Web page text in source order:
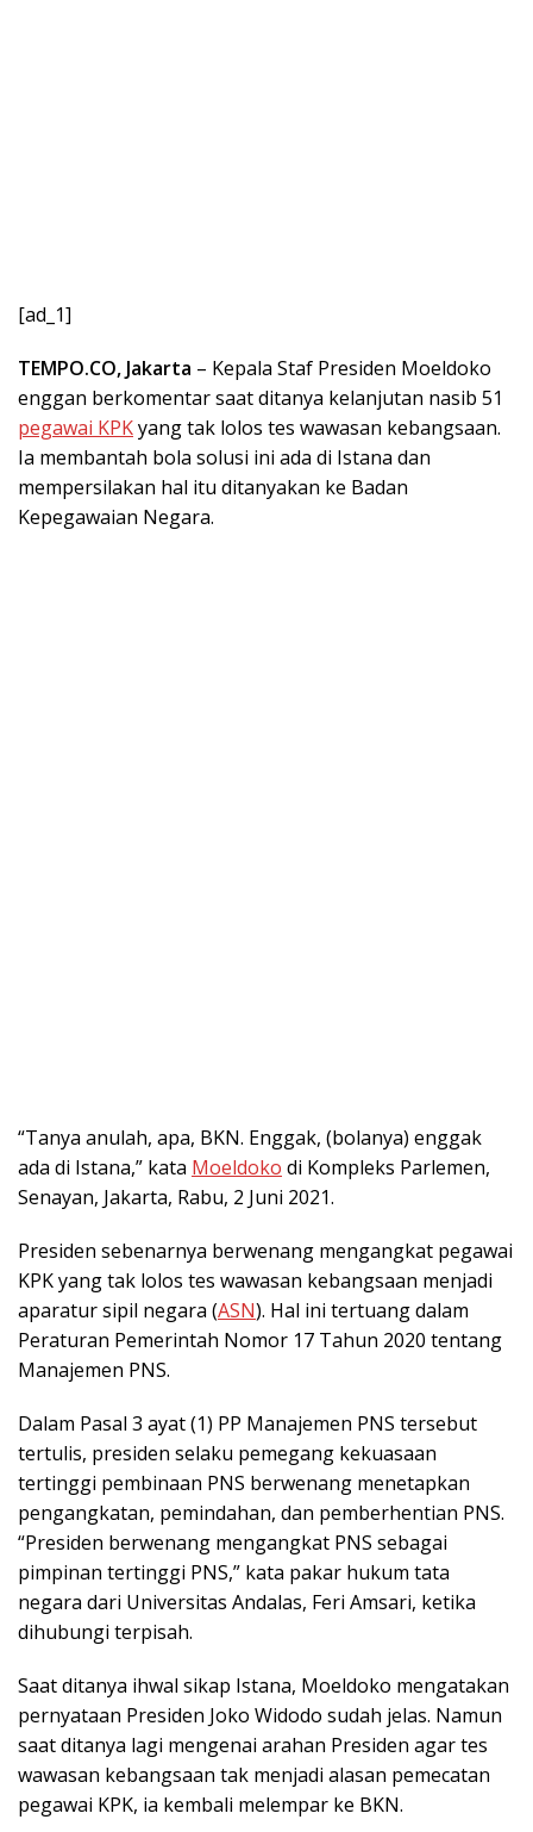
[ad_1]
TEMPO.CO, Jakarta – Kepala Staf Presiden Moeldoko
enggan berkomentar saat ditanya kelanjutan nasib 51
pegawai KPKyang tak lolos tes wawasan kebangsaan.
Ia membantah bola solusi ini ada di Istana dan
mempersilakan hal itu ditanyakan ke Badan
Kepegawaian Negara.
“Tanya anulah, apa, BKN. Enggak, (bolanya) enggak
ada di Istana,” kata Moeldoko di Kompleks Parlemen,
Senayan, Jakarta, Rabu, 2 Juni 2021.
Presiden sebenarnya berwenang mengangkat pegawai
KPK yang tak lolos tes wawasan kebangsaan menjadi
aparatur sipil negara (ASN). Hal ini tertuang dalam
Peraturan Pemerintah Nomor 17 Tahun 2020 tentang
Manajemen PNS.
Dalam Pasal 3 ayat (1) PP Manajemen PNS tersebut
tertulis, presiden selaku pemegang kekuasaan
tertinggi pembinaan PNS berwenang menetapkan
pengangkatan, pemindahan, dan pemberhentian PNS.
“Presiden berwenang mengangkat PNS sebagai
pimpinan tertinggi PNS,” kata pakar hukum tata
negara dari Universitas Andalas, Feri Amsari, ketika
dihubungi terpisah.
Saat ditanya ihwal sikap Istana, Moeldoko mengatakan
pernyataan Presiden Joko Widodo sudah jelas. Namun
saat ditanya lagi mengenai arahan Presiden agar tes
wawasan kebangsaan tak menjadi alasan pemecatan
pegawai KPK, ia kembali melempar ke BKN.